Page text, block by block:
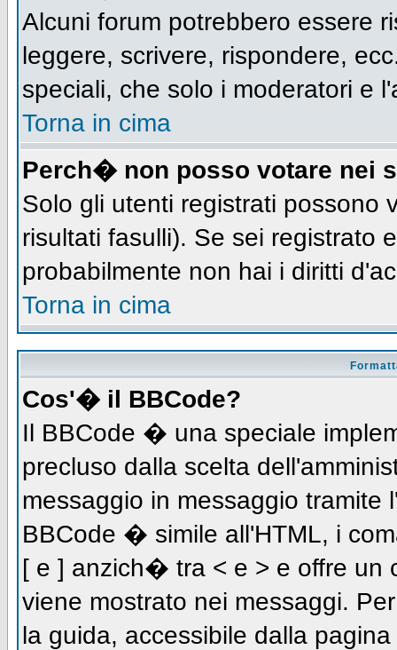
Alcuni forum potrebbero essere
leggere, scrivere, rispondere,
speciali, che solo i moderatori e
Torna in cima
Perch� non posso votare nei
Solo gli utenti registrati possono
risultati fasulli). Se sei registrato
probabilmente non hai i diritti
Torna in cima
Cos'� il BBCode?
Il BBCode � una speciale
precluso dalla scelta
messaggio in messaggio tramite
BBCode � simile all'HTML, i
[ e ] anzich� tra < e > e offre un
viene mostrato nei messaggi.
la guida, accessibile dalla